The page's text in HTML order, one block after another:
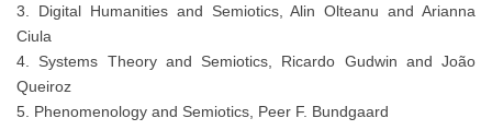
3. Digital Humanities and Semiotics, Alin Olteanu and Arianna
Ciula
4. Systems Theory and Semiotics, Ricardo Gudwin and João
Queiroz
5. Phenomenology and Semiotics, Peer F. Bundgaard